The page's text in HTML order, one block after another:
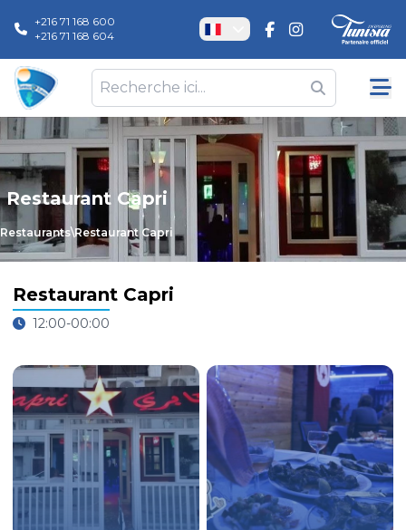
+216 71 168 600
+216 71 168 604
Restaurant Capri
Restaurants\Restaurant Capri
Restaurant Capri
12:00-00:00